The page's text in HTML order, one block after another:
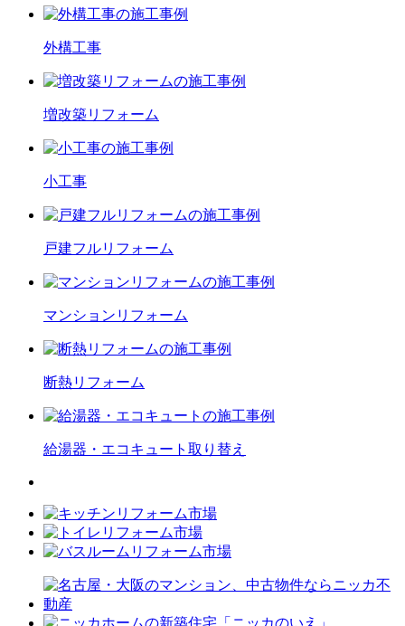
外構工事
増改築リフォーム
小工事
戸建フルリフォーム
マンション リフォーム
断熱リフォーム
給湯器・エコキュート 取り替え